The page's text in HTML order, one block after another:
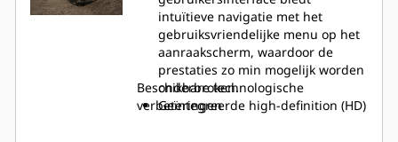
intuïtieve navigatie met het
gebruiksvriendelijke menu op het
aanraakscherm, waardoor de
prestaties zo min mogelijk worden
onderbroken.
Geïntegreerde high-definition (HD)
Beschikbare technologische
verbeteringen